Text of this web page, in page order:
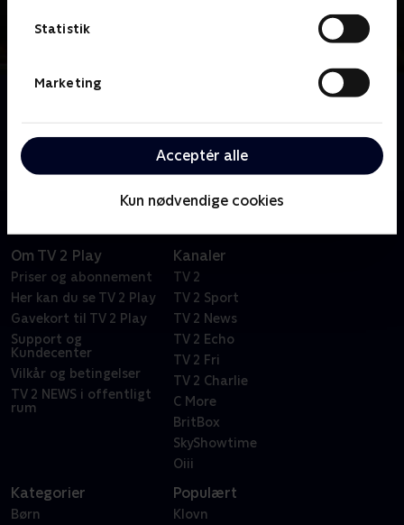
Statistik
Marketing
Acceptér alle
Kun nødvendige cookies
kuppel - og nu gælder det blot om at overleve i en
hverdag fyldt med spørgsmål og paranoia.
Om TV 2 Play
Priser og abonnement
Her kan du se TV 2 Play
Gavekort til TV 2 Play
Support og
Kundecenter
Vilkår og betingelser
TV 2 NEWS i offentligt
rum
Kanaler
TV 2
TV 2 Sport
TV 2 News
TV 2 Echo
TV 2 Fri
TV 2 Charlie
C More
BritBox
SkyShowtime
Oiii
Kategorier
Børn
Populært
Klovn